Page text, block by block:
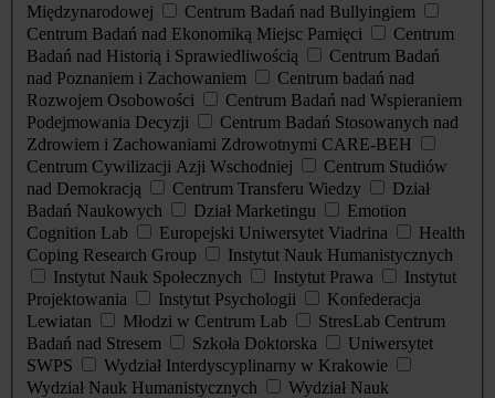
Międzynarodowej
Centrum Badań nad Bullyingiem
Centrum Badań nad Ekonomiką Miejsc Pamięci
Centrum
Badań nad Historią i Sprawiedliwością
Centrum Badań
nad Poznaniem i Zachowaniem
Centrum badań nad
Rozwojem Osobowości
Centrum Badań nad Wspieraniem
Podejmowania Decyzji
Centrum Badań Stosowanych nad
Zdrowiem i Zachowaniami Zdrowotnymi CARE-BEH
Centrum Cywilizacji Azji Wschodniej
Centrum Studiów
nad Demokracją
Centrum Transferu Wiedzy
Dział
Badań Naukowych
Dział Marketingu
Emotion
Cognition Lab
Europejski Uniwersytet Viadrina
Health
Coping Research Group
Instytut Nauk Humanistycznych
Instytut Nauk Społecznych
Instytut Prawa
Instytut
Projektowania
Instytut Psychologii
Konfederacja
Lewiatan
Młodzi w Centrum Lab
StresLab Centrum
Badań nad Stresem
Szkoła Doktorska
Uniwersytet
SWPS
Wydział Interdyscyplinarny w Krakowie
Wydział Nauk Humanistycznych
Wydział Nauk